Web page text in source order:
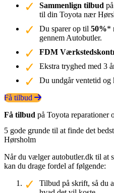
Sammenlign tilbud
til din Toyota nær
Du sparer op til 50%*
gennem Autobutler.
FDM
Ekstra tryghed med 3
Du undgår ventetid og
Få tilbud
Få tilbud på Toyota reparationer
5 gode grunde til at finde det
Hørsholm
Når du vælger autobutler.dk til at
kan du drage fordel af følgende:
Tilbud på skrift, så du